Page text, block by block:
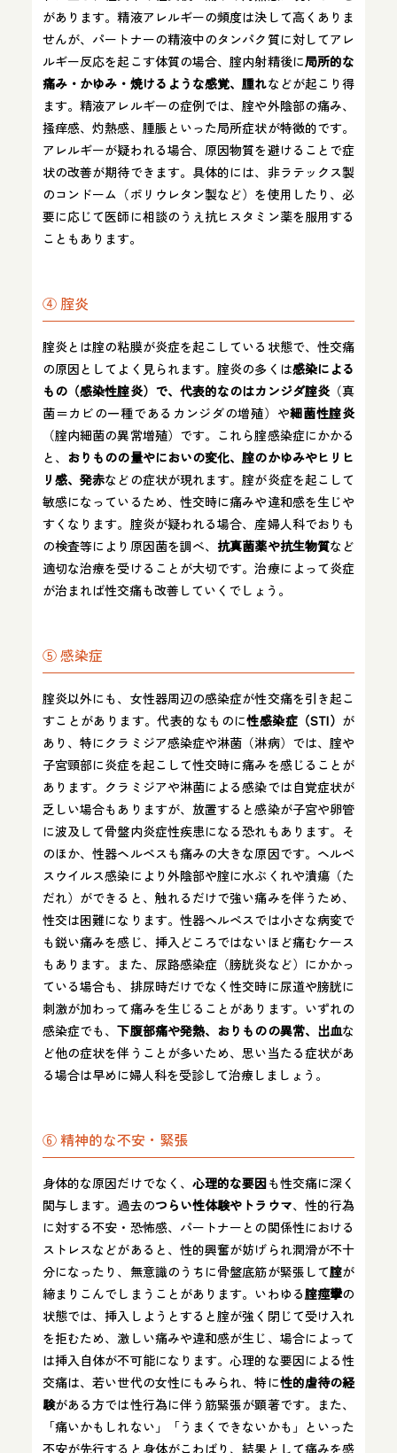
があります。精液アレルギーの頻度は決して高くありま
せんが、パートナーの精液中のタンパク質に対してアレ
ルギー反応を起こす体質の場合、腟内射精後に局所的な
痛み・かゆみ・焼けるような感覚、腫れなどが起こり得
ます。精液アレルギーの症例では、腟や外陰部の痛み、
掻痒感、灼熱感、腫脹といった局所症状が特徴的です。
アレルギーが疑われる場合、原因物質を避けることで症
状の改善が期待できます。具体的には、非ラテックス製
のコンドーム（ポリウレタン製など）を使用したり、必
要に応じて医師に相談のうえ抗ヒスタミン薬を服用する
こともあります。
④ 腟炎
腟炎とは腟の粘膜が炎症を起こしている状態で、性交痛
の原因としてよく見られます。腟炎の多くは感染による
もの（感染性腟炎）で、代表的なのはカンジダ腟炎 （真
菌＝カビの一種であるカンジダの増殖）や細菌性腟炎
（腟内細菌の異常増殖）です。これら腟感染症にかかる
と、 おりものの量やにおいの変化、腟のかゆみやヒリヒ
リ感、発赤などの症状が現れます。腟が炎症を起こして
敏感になっているため、性交時に痛みや違和感を生じや
すくなります。腟炎が疑われる場合、産婦人科でおりも
の検査等により原因菌を調べ、 抗真菌薬や抗生物質など
適切な治療を受けることが大切です。治療によって炎症
が治まれば性交痛も改善していくでしょう。
⑤ 感染症
腟炎以外にも、女性器周辺の感染症が性交痛を引き起こ
すことがあります。代表的なものに性感染症（STI） が
あり、特にクラミジア感染症や淋菌（淋病）では、腟や
子宮頸部に炎症を起こして性交時に痛みを感じることが
あります。クラミジアや淋菌による感染では自覚症状が
乏しい場合もありますが、放置すると感染が子宮や卵管
に波及して骨盤内炎症性疾患になる恐れもあります。そ
のほか、性器ヘルペスも痛みの大きな原因です。ヘルペ
スウイルス感染により外陰部や腟に水ぶくれや潰瘍（た
だれ）ができると、触れるだけで強い痛みを伴うため、
性交は困難になります。性器ヘルペスでは小さな病変で
も鋭い痛みを感じ、挿入どころではないほど痛むケース
もあります。また、尿路感染症（膀胱炎など）にかかっ
ている場合も、排尿時だけでなく性交時に尿道や膀胱に
刺激が加わって痛みを生じることがあります。いずれの
感染症でも、下腹部痛や発熱、おりものの異常、出血な
ど他の症状を伴うことが多いため、思い当たる症状があ
る場合は早めに婦人科を受診して治療しましょう。
⑥ 精神的な不安・緊張
身体的な原因だけでなく、 心理的な要因も性交痛に深く
関与します。過去のつらい性体験やトラウマ、性的行為
に対する不安・恐怖感、パートナーとの関係性における
ストレスなどがあると、性的興奮が妨げられ潤滑が不十
分になったり、無意識のうちに骨盤底筋が緊張して腟が
締まりこんでしまうことがあります。いわゆる腟痙攣の
状態では、挿入しようとすると腟が強く閉じて受け入れ
を拒むため、激しい痛みや違和感が生じ、場合によって
は挿入自体が不可能になります。心理的な要因による性
交痛は、若い世代の女性にもみられ、特に性的虐待の経
験がある方では性行為に伴う筋緊張が顕著です。また、
「痛いかもしれない」「うまくできないかも」といった
不安が先行すると身体がこわばり、結果として痛みを感